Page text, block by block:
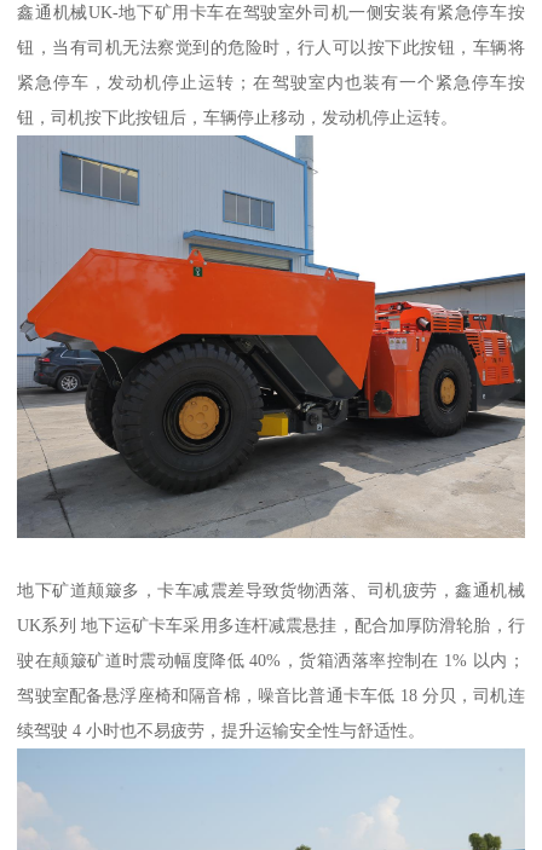
鑫通机械UK-地下矿用卡车在驾驶室外司机一侧安装有紧急停车按
钮，当有司机无法察觉到的危险时，行人可以按下此按钮，车辆将
紧急停车，发动机停止运转；在驾驶室内也装有一个紧急停车按
钮，司机按下此按钮后，车辆停止移动，发动机停止运转。
地下矿道颠簸多，卡车减震差导致货物洒落、司机疲劳，鑫通机械
UK系列 地下运矿卡车采用多连杆减震悬挂，配合加厚防滑轮胎，行
驶在颠簸矿道时震动幅度降低 40%，货箱洒落率控制在 1% 以内；
驾驶室配备悬浮座椅和隔音棉，噪音比普通卡车低 18 分贝，司机连
续驾驶 4 小时也不易疲劳，提升运输安全性与舒适性。